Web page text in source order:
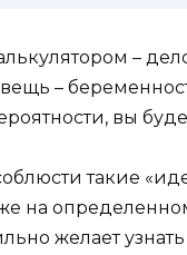
–
–
вы
такие
на
желает